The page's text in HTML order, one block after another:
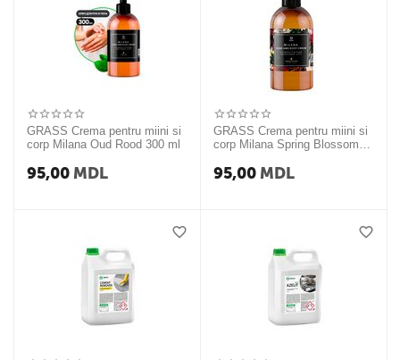
GRASS Crema pentru miini si
corp Milana Oud Rood 300 ml
95,00 MDL
GRASS Crema pentru miini si
corp Milana Spring Blossom
95,00 MDL